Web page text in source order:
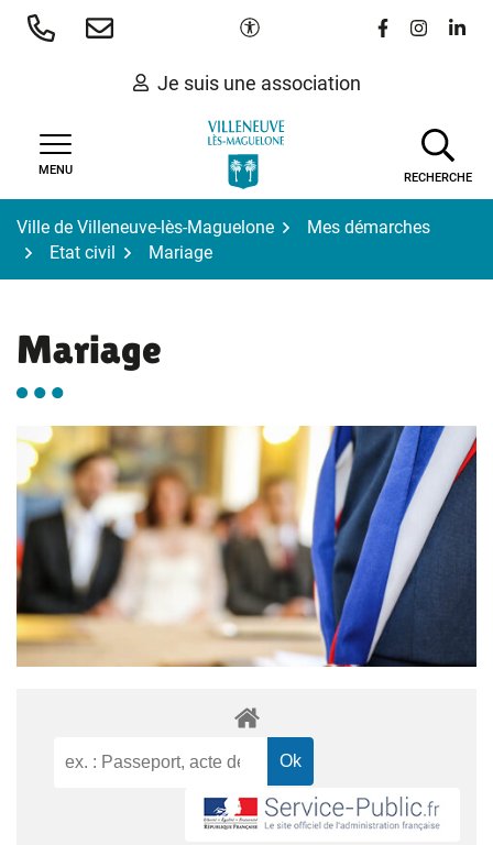
Aller
Paramètres d'accessibilité
Lien vers le
Lien vers
Lien
Je suis une association
MENU
RECHERCHE
Ville de Villeneuve-lès-Maguelone
Mes démarches
Etat civil
Mariage
Mariage